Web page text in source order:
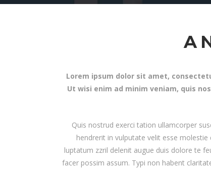
A
Lorem ipsum dolor sit amet,
Ut wisi enim ad minim veniam, quis
Quis nostrud exerci tation ullamcorper
hendrerit in vulputate velit esse
luptatum zzril delenit augue duis dolore te
facer possim assum. Typi non habent